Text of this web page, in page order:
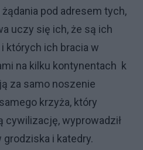
pod adresem tych,
uczy się ich, że są ich
których ich bracia w
na kilku kontynentach k
za samo noszenie
krzyża, który
cywilizację, wyprowadził
grodziska i katedry.